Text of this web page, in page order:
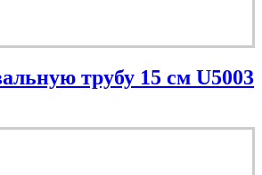
трубу 15 см U5003